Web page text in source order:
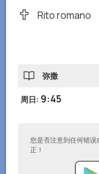
Rito romano
弥撒
周日: 9:45
您是否注意到任何错
正！